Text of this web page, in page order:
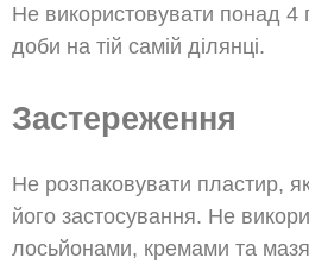
Не використовувати понад 4
доби на тій самій ділянці.
Застереження
Не розпаковувати пластир,
його застосування. Не
лосьйонами, кремами та